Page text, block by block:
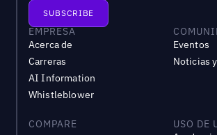
EMPRESA
Acerca de
Carreras
AI Information
Whistleblower
Eventos
Noticias
COMPARE
USO DE